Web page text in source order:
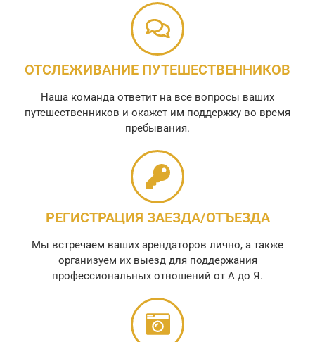
ОТСЛЕЖИВАНИЕ ПУТЕШЕСТВЕННИКОВ
Наша команда ответит на все вопросы ваших
путешественников и окажет им поддержку во время
пребывания.
РЕГИСТРАЦИЯ ЗАЕЗДА/ОТЪЕЗДА
Мы встречаем ваших арендаторов лично, а также
организуем их выезд для поддержания
профессиональных отношений от А до Я.